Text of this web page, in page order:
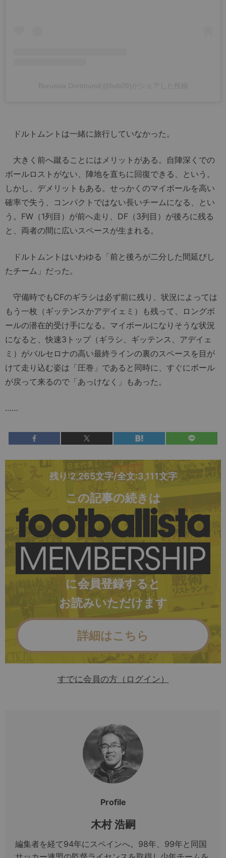
ドルトムントは一緒に旅行していなかった。
大きく前へ蹴ることにはメリットがある。自陣深くでの
ボールロストがない、陣地を直ちに回復できる、という。
しかし、デメリットもある。せっかくのマイボールを高い
確率で失う、コンパクトではない長いチームになる、とい
う。FW（1列目）が前へ走り、DF（3列目）が後ろに残る
と、両者の間に広いスペースが生まれる。
ドルトムントはいわゆる「前と後ろが二分した間延びし
たチーム」だった。
守備時でもCFのギラシは必ず前に残り、状況によっては
もう一枚（ギッテンスかアデイェミ）も残って、ロングボ
ールの潜在的受け手になる。マイボールになりそうな状況
になると、快速3トップ（ギラシ、ギッテンス、アデイェ
ミ）がバルセロナの高い最終ラインの裏のスペースを目が
けて走り込む姿は「圧巻」であると同時に、すぐにボール
が戻って来るので「あっけなく」もあった。
……
残り:2,265文字/全文:3,111文字
この記事の続きは
に会員登録すると
お読みいただけます
詳細はこちら
すでに会員の方（ログイン）
Profile
木村 浩嗣
編集者を経て94年にスペインへ。98年、99年と同国